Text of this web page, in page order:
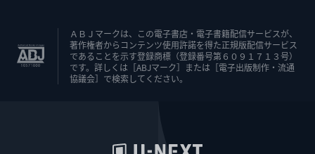
ＡＢＪマークは、この電子書店・電子書籍配信サービスが、
著作権者からコンテンツ使用許諾を得た正規版配信サービス
であることを示す登録商標（登録番号第６０９１７１３号）
です。詳しくは［ABJマーク］または［電子出版制作・流通
協議会］で検索してください。